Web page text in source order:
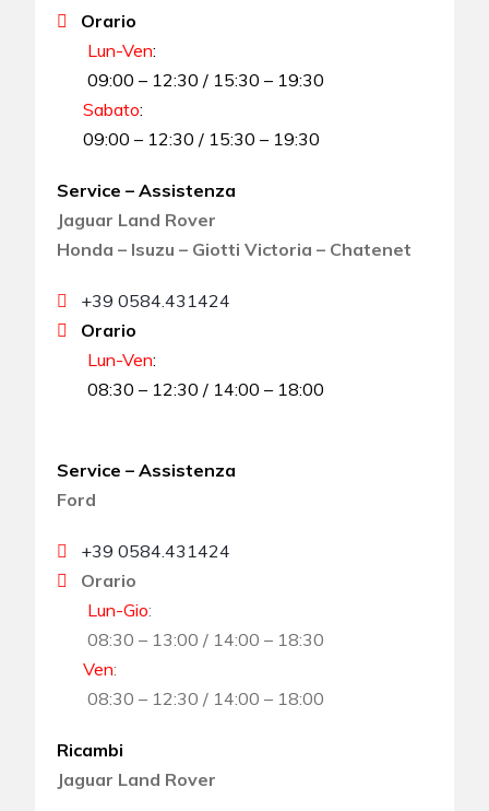
Orario
Lun-Ven:
09:00 – 12:30 / 15:30 – 19:30
Sabato:
09:00 – 12:30 / 15:30 – 19:30
Service – Assistenza
Jaguar Land Rover
Honda – Isuzu – Giotti Victoria – Chatenet
+39 0584.431424
Orario
Lun-Ven:
08:30 – 12:30 / 14:00 – 18:00
Service – Assistenza
Ford
+39 0584.431424
Orario
Lun-Gio:
08:30 – 13:00 / 14:00 – 18:30
Ven:
08:30 – 12:30 / 14:00 – 18:00
Ricambi
Jaguar Land Rover